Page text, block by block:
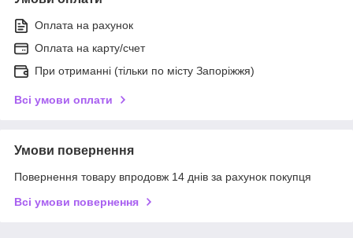
Оплата на рахунок
Оплата на карту/счет
При отриманні (тільки по місту Запоріжжя)
Всі умови оплати
Умови повернення
Повернення товару впродовж 14 днів за рахунок покупця
Всі умови повернення